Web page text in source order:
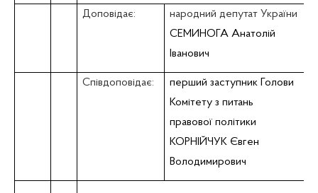
Доповідає:
народний депутат України
СЕМИНОГА Анатолій
Іванович
Співдоповідає:
перший заступник Голови
Комітету з питань
правової політики
КОРНІЙЧУК Євген
Володимирович